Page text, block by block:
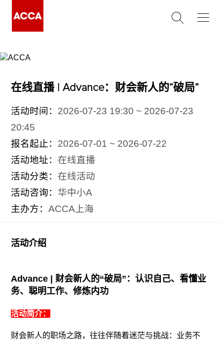
在线直播 | Advance：财会新人的“破局”
活动时间： 2026-07-23 19:30 ~ 2026-07-23
20:45
报名起止： 2026-07-01 ~ 2026-07-22
活动地址： 在线直播
活动分类： 在线活动
活动咨询： 华中小A
主办方：ACCA上海
活动介绍
Advance | 财会新人的“破局” ：认识自己、看懂业
务、聪明工作、修炼内功
活动简介：
财会新人的职场之路，往往伴随着迷茫与挑战：业务不